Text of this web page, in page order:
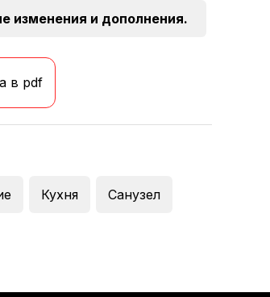
изменения и дополнения.
в pdf
Кухня Санузел